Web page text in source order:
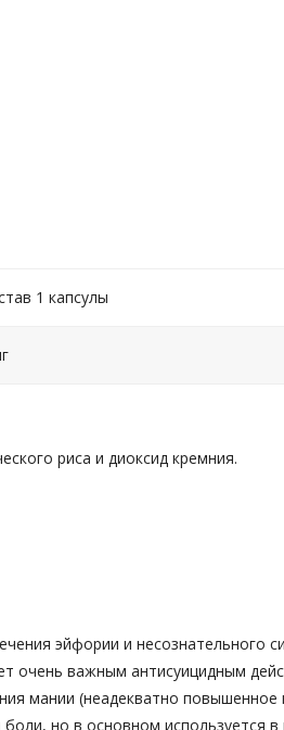
1 капсулы
риса и диоксид кремния.
эйфории и несознательного
очень важным антисуицидным
мании (неадекватно
но в основном используется